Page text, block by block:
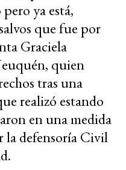
ya está,
que fue por
Graciela
quien
tras una
realizó estando
en una medida
la defensoría Civil